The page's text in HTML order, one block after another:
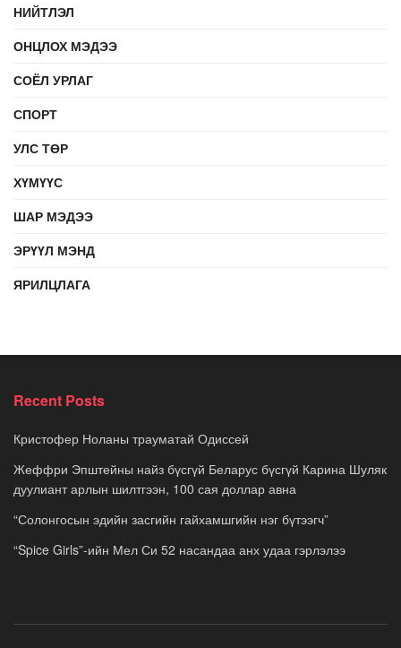
НИЙТЛЭЛ
ОНЦЛОХ МЭДЭЭ
СОЁЛ УРЛАГ
СПОРТ
УЛС ТӨР
ХҮМҮҮС
ШАР МЭДЭЭ
ЭРҮҮЛ МЭНД
ЯРИЛЦЛАГА
Recent Posts
Кристофер Ноланы трауматай Одиссей
Жеффри Эпштейны найз бүсгүй Беларус бүсгүй Карина Шуляк
дуулиант арлын шилтгээн, 100 сая доллар авна
“Солонгосын эдийн засгийн гайхамшгийн нэг бүтээгч”
“Spice Girls”-ийн Мел Си 52 насандаа анх удаа гэрлэлээ